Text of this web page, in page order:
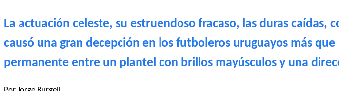
La actuación celeste, su estruendoso fracaso, las duras
causó una gran decepción en los futboleros uruguayos más
permanente entre un plantel con brillos mayúsculos y una